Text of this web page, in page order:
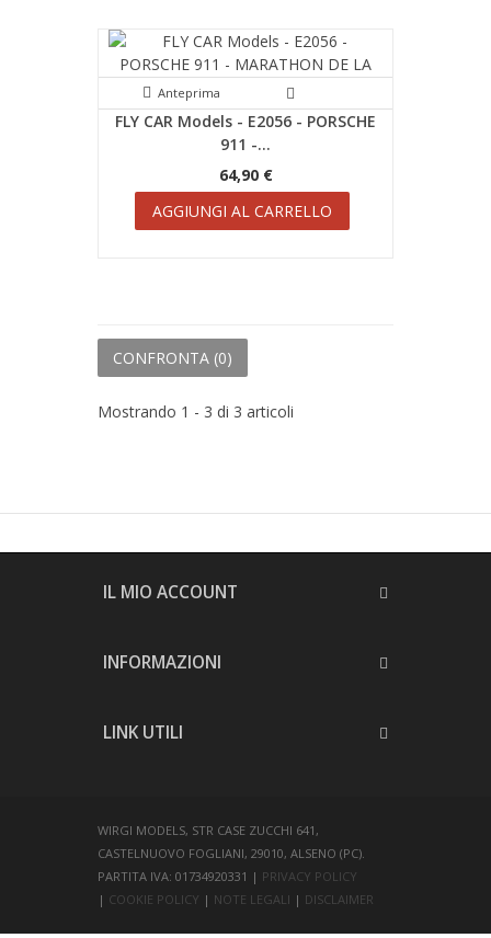
Anteprima
FLY CAR Models - E2056 - PORSCHE
911 -...
64,90 €
AGGIUNGI AL CARRELLO
CONFRONTA (0)
Mostrando 1 - 3 di 3 articoli
IL MIO ACCOUNT
INFORMAZIONI
LINK UTILI
WIRGI MODELS, STR CASE ZUCCHI 641,
CASTELNUOVO FOGLIANI, 29010, ALSENO (PC).
PARTITA IVA: 01734920331 | PRIVACY POLICY
| COOKIE POLICY | NOTE LEGALI | DISCLAIMER